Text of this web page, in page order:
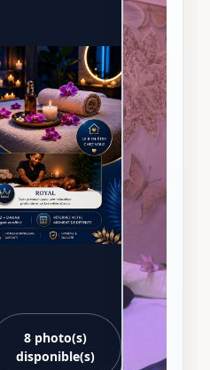
8 photo(s)
disponible(s)